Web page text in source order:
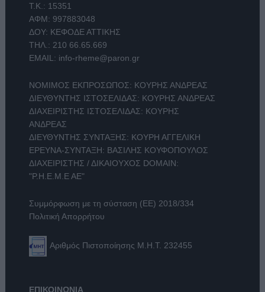
Τ.Κ.: 15351
ΑΦΜ: 997883048
ΔΟΥ: ΚΕΦΟΔΕ ΑΤΤΙΚΗΣ
ΤΗΛ.: 210 66.65.669
EMAIL: info-rheme@paron.gr
ΝΟΜΙΜΟΣ ΕΚΠΡΟΣΩΠΟΣ: ΚΟΥΡΗΣ ΑΝΔΡΕΑΣ
ΔΙΕΥΘΥΝΤΗΣ ΙΣΤΟΣΕΛΙΔΑΣ: ΚΟΥΡΗΣ ΑΝΔΡΕΑΣ
ΔΙΑΧΕΙΡΙΣΤΗΣ ΙΣΤΟΣΕΛΙΔΑΣ: ΚΟΥΡΗΣ
ΑΝΔΡΕΑΣ
ΔΙΕΥΘΥΝΤΗΣ ΣΥΝΤΑΞΗΣ: ΚΟΥΡΗ ΑΓΓΕΛΙΚΗ
ΕΡΕΥΝΑ-ΣΥΝΤΑΞΗ: ΒΑΣΙΛΗΣ ΚΟΥΦΟΠΟΥΛΟΣ
ΔΙΑΧΕΙΡΙΣΤΗΣ / ΔΙΚΑΙΟΥΧΟΣ DOMAIN:
"Ρ.Η.Ε.Μ.Ε ΑΕ"
Συμμόρφωση με τη σύσταση (ΕΕ) 2018/334
Πολιτική Απορρήτου
Αριθμός Πιστοποίησης Μ.Η.Τ. 232455
ΕΠΙΚΟΙΝΩΝΙΑ